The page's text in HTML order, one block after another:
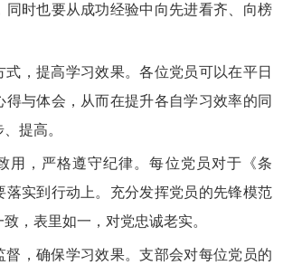
同时也要从成功经验中向先进看齐、向榜
式，提高学习效果。各位党员可以在平日
得与体会，从而在提升各自学习效率的同
提高。
用，严格遵守纪律。每位党员对于《条
落实到行动上。充分发挥党员的先锋模范
，表里如一，对党忠诚老实。
督，确保学习效果。支部会对每位党员的